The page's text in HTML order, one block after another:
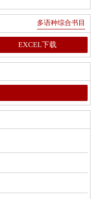
多语种综合书目
EXCEL下载